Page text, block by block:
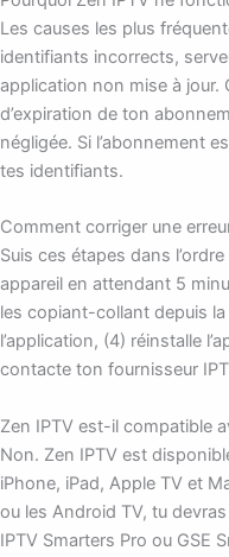
Les causes les plus
identifiants incorrects,
application non mise à jour.
d’expiration de ton
négligée. Si l’abonnement
tes identifiants.
Comment corriger une
Suis ces étapes dans
appareil en attendant 5
les copiant-collant depuis
l’application, (4) réinstalle
contacte ton fournisseur
Zen IPTV est-il compatible
Non. Zen IPTV est
iPhone, iPad, Apple TV et
ou les Android TV, tu
IPTV Smarters Pro ou GSE